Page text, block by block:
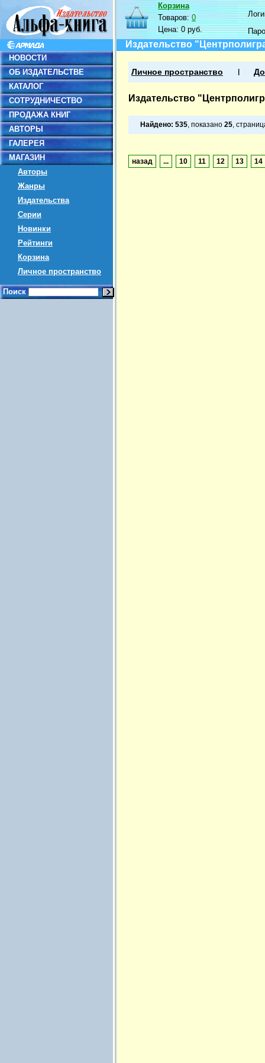
НОВОСТИ
ОБ ИЗДАТЕЛЬСТВЕ
КАТАЛОГ
СОТРУДНИЧЕСТВО
ПРОДАЖА КНИГ
АВТОРЫ
ГАЛЕРЕЯ
МАГАЗИН
Авторы
Жанры
Издательства
Серии
Новинки
Рейтинги
Корзина
Личное пространство
Поиск
Корзина
Товаров:0
Цена:0 руб.
Издательство
Личное пространство
Издательство
Найдено: 535, показано 25,
назад ... 10 11 12 13 14